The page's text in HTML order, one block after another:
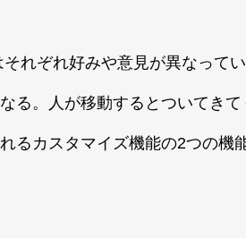
それぞれ好みや意見が異なって
る。人が移動するとついてき
るカスタマイズ機能の2つの